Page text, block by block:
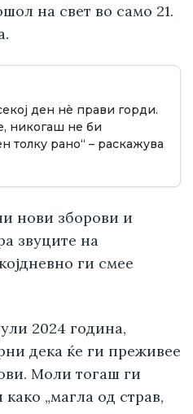
на свет во само 21.
ден нè прави горди.
никогаш не би
толку рано“ – раскажува
нови зборови и
звуците на
ги смее
2024 година,
дека ќе ги преживее
Моли тогаш ги
„магла од страв,